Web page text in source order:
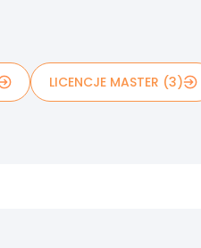
LICENCJE MASTER (3)